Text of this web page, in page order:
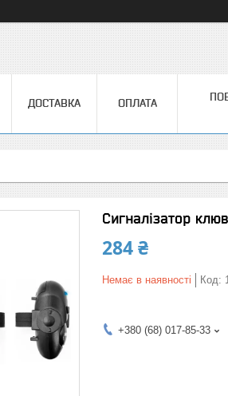
ДОСТАВКА ОПЛАТА
Сигналізатор
284 ₴
Немає в наявності Код:
+380 (68) 017-85-33